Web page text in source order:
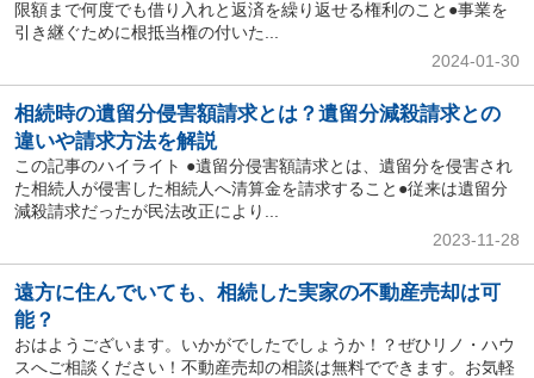
限額まで何度でも借り入れと返済を繰り返せる権利のこと●事業を
引き継ぐために根抵当権の付いた...
2024-01-30
相続時の遺留分侵害額請求とは？遺留分減殺請求との
違いや請求方法を解説
この記事のハイライト ●遺留分侵害額請求とは、遺留分を侵害され
た相続人が侵害した相続人へ清算金を請求すること●従来は遺留分
減殺請求だったが民法改正により...
2023-11-28
遠方に住んでいても、相続した実家の不動産売却は可
能？
おはようございます。いかがでしたでしょうか！？ぜひリノ・ハウ
スへご相談ください！不動産売却の相談は無料でできます。お気軽